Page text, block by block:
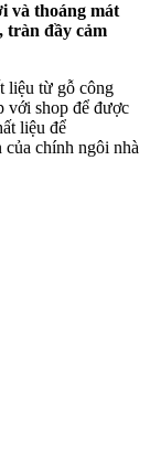
và thoáng mát
tràn đầy cảm
liệu từ gỗ công
với shop để được
liệu để
chính ngôi nhà